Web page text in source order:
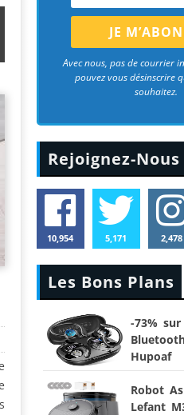
Aspirateurs Xiaomi : Top 11
Avec nous, pas de courrier
pouvez vous désinscrire
souhaitez.
Rejoignez-Nous
10,954 5,171 2,478
Les Bons Plans
-73%
Hupoaf
Robot
Lefant